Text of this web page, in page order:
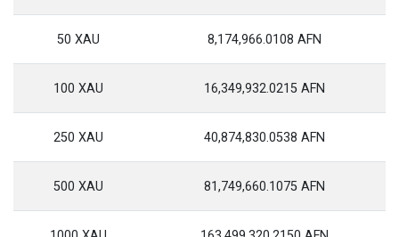
50 XAU 8,174,966.0108 AFN
100 XAU 16,349,932.0215 AFN
250 XAU 40,874,830.0538 AFN
500 XAU 81,749,660.1075 AFN